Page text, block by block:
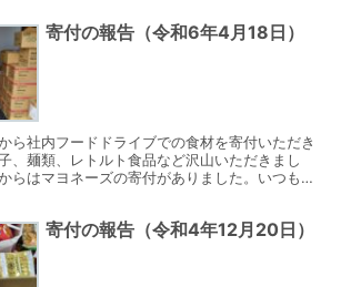
寄付の報告（令和6年4月18日）
ら社内フードドライブでの食材を寄付いただき
、麺類、レトルト食品など沢山いただきまし
らはマヨネーズの寄付がありました。いつもた
寄付の報告（令和4年12月20日）